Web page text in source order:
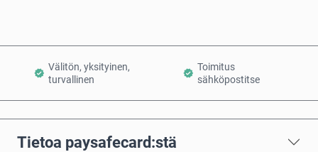
Välitön, yksityinen,
turvallinen
Toimitus
sähköpostitse
Tietoa paysafecard:stä